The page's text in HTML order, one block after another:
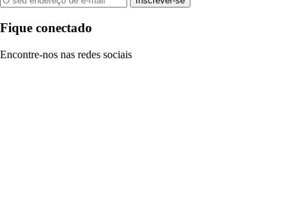
Fique conectado
Encontre-nos nas redes sociais